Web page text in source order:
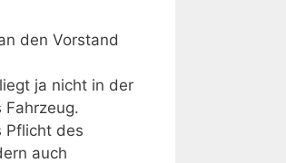
den Vorstand
ja nicht in der
Pflicht des
auch